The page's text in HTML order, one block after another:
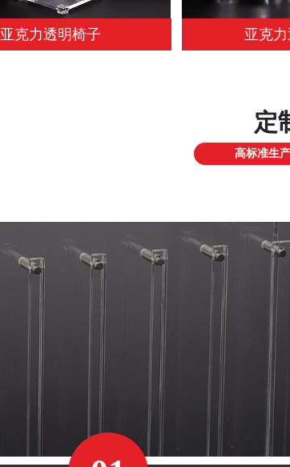
亚克力透明椅子 亚克
定
高标准生